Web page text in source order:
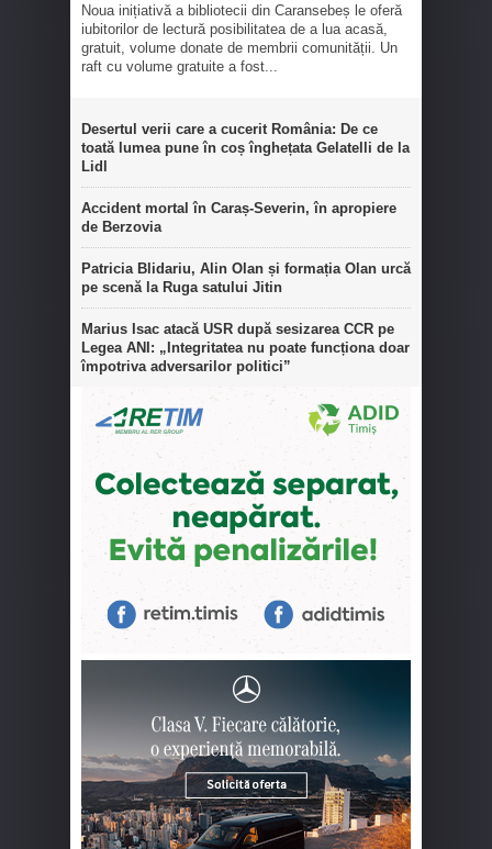
Noua inițiativă a bibliotecii din Caransebeș le oferă
iubitorilor de lectură posibilitatea de a lua acasă,
gratuit, volume donate de membrii comunității. Un
raft cu volume gratuite a fost...
Desertul verii care a cucerit România: De ce
toată lumea pune în coș înghețata Gelatelli de la
Lidl
Accident mortal în Caraș-Severin, în apropiere
de Berzovia
Patricia Blidariu, Alin Olan și formația Olan urcă
pe scenă la Ruga satului Jitin
Marius Isac atacă USR după sesizarea CCR pe
Legea ANI: „Integritatea nu poate funcționa doar
împotriva adversarilor politici”